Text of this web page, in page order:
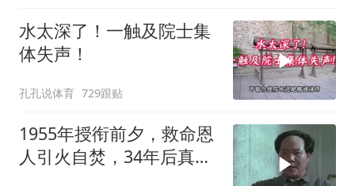
水太深了！一触及院士集
体失声！
孔孔说体育 729跟贴
1955年授衔前夕，救命恩
人引火自焚，34年后真相